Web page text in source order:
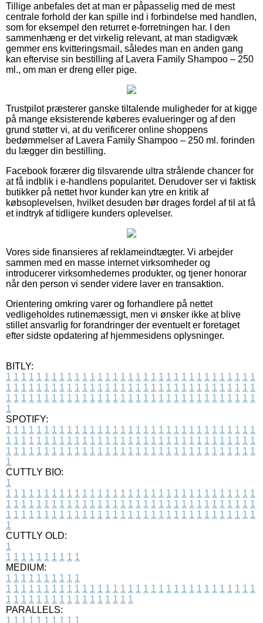
Tillige anbefales det at man er påpasselig med de mest
centrale forhold der kan spille ind i forbindelse med handlen,
som for eksempel den returret e-forretningen har. I den
sammenhæng er det virkelig relevant, at man stadigvæk
gemmer ens kvitteringsmail, således man en anden gang
kan eftervise sin bestilling af Lavera Family Shampoo – 250
ml., om man er dreng eller pige.
Trustpilot præsterer ganske tiltalende muligheder for at kigge
på mange eksisterende køberes evalueringer og af den
grund støtter vi, at du verificerer online shoppens
bedømmelser af Lavera Family Shampoo – 250 ml. forinden
du lægger din bestilling.
Facebook forærer dig tilsvarende ultra strålende chancer for
at få indblik i e-handlens popularitet. Derudover ser vi faktisk
butikker på nettet hvor kunder kan ytre en kritik af
købsoplevelsen, hvilket desuden bør drages fordel af til at få
et indtryk af tidligere kunders oplevelser.
Vores side finansieres af reklameindtægter. Vi arbejder
sammen med en masse internet virksomheder og
introducerer virksomhedernes produkter, og tjener honorar
når den person vi sender videre laver en transaktion.
Orientering omkring varer og forhandlere på nettet
vedligeholdes rutinemæssigt, men vi ønsker ikke at blive
stillet ansvarlig for forandringer der eventuelt er foretaget
efter sidste opdatering af hjemmesidens oplysninger.
BITLY:
1 1 1 1 1 1 1 1 1 1 1 1 1 1 1 1 1 1 1 1 1 1 1 1 1 1 1 1 1 1 1 1 1
1 1 1 1 1 1 1 1 1 1 1 1 1 1 1 1 1 1 1 1 1 1 1 1 1 1 1 1 1 1 1 1 1
1 1 1 1 1 1 1 1 1 1 1 1 1 1 1 1 1 1 1 1 1 1 1 1 1 1 1 1 1 1 1 1 1
1
SPOTIFY:
1 1 1 1 1 1 1 1 1 1 1 1 1 1 1 1 1 1 1 1 1 1 1 1 1 1 1 1 1 1 1 1 1
1 1 1 1 1 1 1 1 1 1 1 1 1 1 1 1 1 1 1 1 1 1 1 1 1 1 1 1 1 1 1 1 1
1 1 1 1 1 1 1 1 1 1 1 1 1 1 1 1 1 1 1 1 1 1 1 1 1 1 1 1 1 1 1 1 1
1
CUTTLY BIO:
1
1 1 1 1 1 1 1 1 1 1 1 1 1 1 1 1 1 1 1 1 1 1 1 1 1 1 1 1 1 1 1 1 1
1 1 1 1 1 1 1 1 1 1 1 1 1 1 1 1 1 1 1 1 1 1 1 1 1 1 1 1 1 1 1 1 1
1 1 1 1 1 1 1 1 1 1 1 1 1 1 1 1 1 1 1 1 1 1 1 1 1 1 1 1 1 1 1 1 1
1
CUTTLY OLD:
1
1 1 1 1 1 1 1 1 1 1
MEDIUM:
1 1 1 1 1 1 1 1 1 1
1 1 1 1 1 1 1 1 1 1 1 1 1 1 1 1 1 1 1 1 1 1 1 1 1 1 1 1 1 1 1 1 1
1 1 1 1 1 1 1 1 1 1 1 1 1 1 1 1 1
PARALLELS:
1 1 1 1 1 1 1 1 1 1